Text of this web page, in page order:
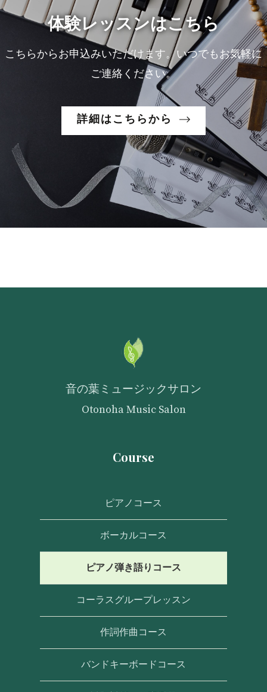
体験レッスンはこちら
こちらからお申込みいただけます。いつでもお気軽に
ご連絡ください。
詳細はこちらから
音の葉ミュージックサロン
Otonoha Music Salon
Course
ピアノコース
ボーカルコース
ピアノ弾き語りコース
コーラスグループレッスン
作詞作曲コース
バンドキーボードコース